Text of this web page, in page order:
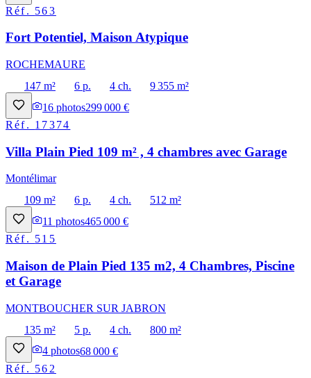
Réf. 563
Fort Potentiel, Maison Atypique
ROCHEMAURE
147 m²
6 p. 4 ch.
9 355 m²
16 photos299 000 €
Réf. 17374
Villa Plain Pied 109 m² , 4 chambres avec Garage
Montélimar
109 m²
6 p. 4 ch.
512 m²
11 photos465 000 €
Réf. 515
Maison de Plain Pied 135 m2, 4 Chambres, Piscine
et Garage
MONTBOUCHER SUR JABRON
135 m²
5 p. 4 ch.
800 m²
4 photos68 000 €
Réf. 562